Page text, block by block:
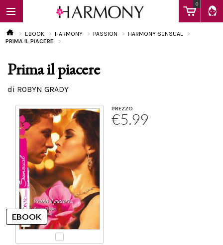
0
EBOOK
Calendario
EBOOK HARMONY PASSION
HARMONY SENSUAL
PRIMA IL PIACERE
Prima il piacere
di ROBYN GRADY
PREZZO
€5.99